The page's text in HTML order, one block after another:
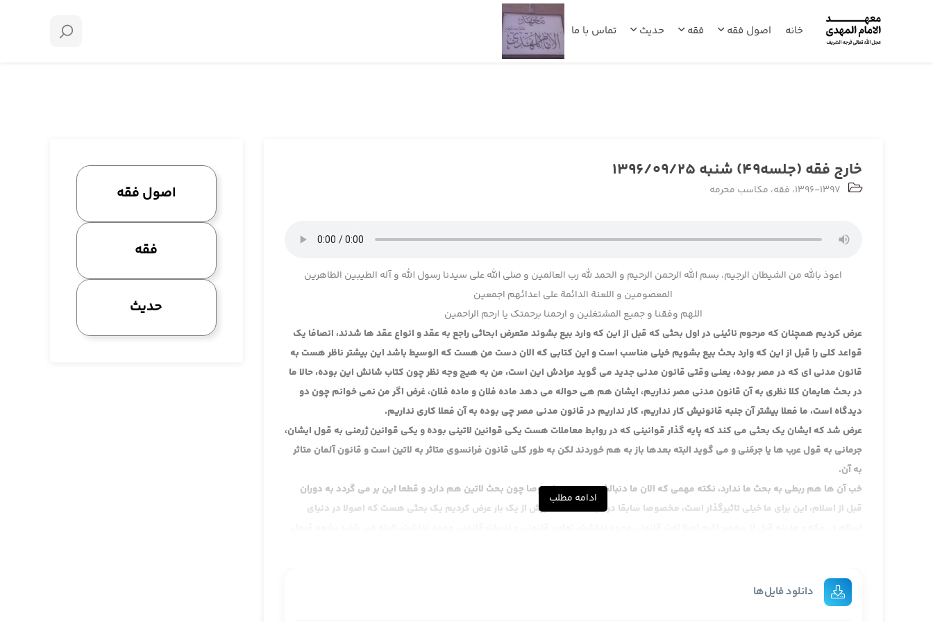
خانه اصول فقه فقه حدیث تماس با ما
خارج فقه (جلسه49) شنبه 1396/09/25
1396-1397، فقه، مکاسب محرمه
اعوذ بالله من الشیطان الرجیم، بسم الله الرحمن الرحیم و الحمد لله رب العالمین و صلی الله علی سیدنا رسول الله و آله الطیبین الطاهرین
المعصومین و اللعنة الدائمة علی اعدائهم اجمعین
اللهم وفقنا و جمیع المشتغلین و ارحمنا برحمتک یا ارحم الراحمین
عرض کردیم همچنان که مرحوم نائینی در اول بحثی که قبل از این که وارد بیع بشوند متعرض ابحاثی راجع به عقد و انواع عقد ها شدند، انصافا یک
قواعد کلی را قبل از این که وارد بحث بیع بشویم خیلی مناسب است و این کتابی که الان دست من هست که الوسیط باشد این بیشتر ناظر هست به
قانون مدنی ای که در مصر بوده، یعنی وقتی قانون مدنی جدید می گوید مرادش این است، من به هیچ وجه نظر چون کتاب شانش این بوده، حالا ما
در بحث هایمان کلا نظری به آن قانون مدنی مصر نداریم، ایشان هم هی حواله می دهد ماده فلان و ماده فلان، غرض اگر من نمی خوانم چون دو
دیدگاه است، ما فعلا بیشتر آن جنبه قانونیش کار نداریم، کار نداریم در قانون مدنی مصر چی بوده به آن فعلا کاری نداریم.
عرض شد که ایشان یک بحثی می کند که پایه گذار قوانینی که در روابط معاملات هست یکی قوانین لاتینی بوده و یکی قوانین ژرمنی به قول ایشان،
جرمانی به قول عرب ها یا جرمَنی و می گوید البته بعدها باز به هم خوردند لکن به طور کلی قانون فرانسوی متاثر به لاتین است و قانون آلمان متاثر
به آن.
خب آن ها هم ربطی به بحث ما ندارد، نکته مهمی که الان ما دنبالش هستیم مخصوصا چون بحث لاتین هم دارد و قطعا این بر می گردد به دوران
قبل از اسلام، این برای ما خیلی تاثیرگذار است، مخصوصا سابقا در مباحث مختلف بیش از یک بار عرض کردیم یک بحثی هست که اصولا در دنیای
آن وقت عرض کردیم ما در یونان و در روم بعدها
پرسش: دین اسلامی قانونی هست؟
ادامه مطلب
دانلود فایل‌ها
اصول فقه
فقه
حدیث